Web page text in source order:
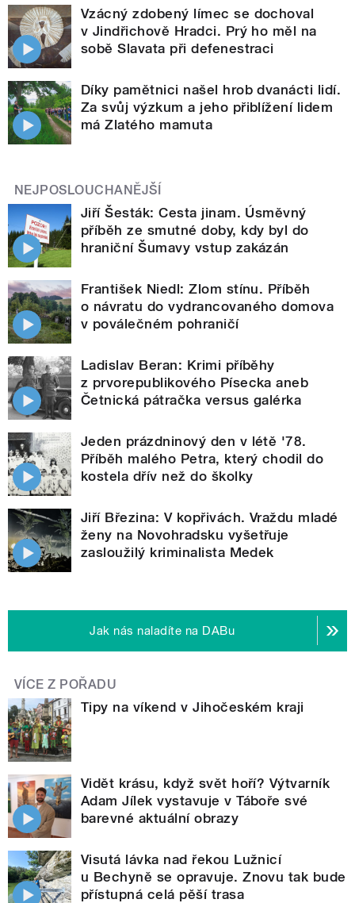
Vzácný zdobený límec se dochoval
v Jindřichově Hradci. Prý ho měl na
sobě Slavata při defenestraci
Díky pamětnici našel hrob dvanácti lidí.
Za svůj výzkum a jeho přiblížení lidem
má Zlatého mamuta
NEJPOSLOUCHANĚJŠÍ
Jiří Šesták: Cesta jinam. Úsměvný
příběh ze smutné doby, kdy byl do
hraniční Šumavy vstup zakázán
František Niedl: Zlom stínu. Příběh
o návratu do vydrancovaného domova
v poválečném pohraničí
Ladislav Beran: Krimi příběhy
z prvorepublikového Písecka aneb
Četnická pátračka versus galérka
Jeden prázdninový den v létě '78.
Příběh malého Petra, který chodil do
kostela dřív než do školky
Jiří Březina: V kopřivách. Vraždu mladé
ženy na Novohradsku vyšetřuje
zasloužilý kriminalista Medek
Jak nás naladíte na DABu
VÍCE Z POŘADU
Tipy na víkend v Jihočeském kraji
Vidět krásu, když svět hoří? Výtvarník
Adam Jílek vystavuje v Táboře své
barevné aktuální obrazy
Visutá lávka nad řekou Lužnicí
u Bechyně se opravuje. Znovu tak bude
přístupná celá pěší trasa